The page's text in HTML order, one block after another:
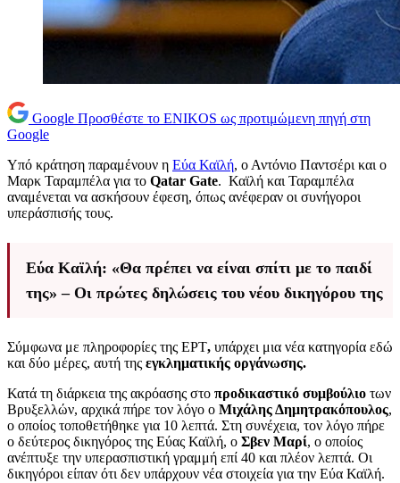
Google Προσθέστε το ENIKOS ως προτιμώμενη πηγή στη
Google
Yπό κράτηση παραμένουν η Εύα Καϊλή, ο Αντόνιο Παντσέρι και ο
Μαρκ Ταραμπέλα για το Qatar Gate. Καϊλή και Ταραμπέλα
αναμένεται να ασκήσουν έφεση, όπως ανέφεραν οι συνήγοροι
υπεράσπισής τους.
Εύα Καϊλή: «Θα πρέπει να είναι σπίτι με το παιδί
της» – Οι πρώτες δηλώσεις του νέου δικηγόρου της
Σύμφωνα με πληροφορίες της ΕΡΤ, υπάρχει μια νέα κατηγορία εδώ
και δύο μέρες, αυτή της εγκληματικής οργάνωσης.
Κατά τη διάρκεια της ακρόασης στο προδικαστικό συμβούλιο των
Βρυξελλών, αρχικά πήρε τον λόγο ο Μιχάλης Δημητρακόπουλος,
ο οποίος τοποθετήθηκε για 10 λεπτά. Στη συνέχεια, τον λόγο πήρε
ο δεύτερος δικηγόρος της Εύας Καϊλή, ο Σβεν Μαρί, ο οποίος
ανέπτυξε την υπερασπιστική γραμμή επί 40 και πλέον λεπτά. Οι
δικηγόροι είπαν ότι δεν υπάρχουν νέα στοιχεία για την Εύα Καϊλή.